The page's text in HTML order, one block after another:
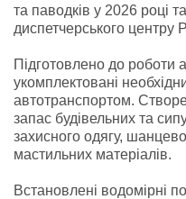
та паводків у 2026 році
диспетчерського центру
Підготовлено до роботи
укомплектовані
автотранспортом.
запас будівельних та
захисного одягу,
мастильних матеріалів.
Встановлені водомірні